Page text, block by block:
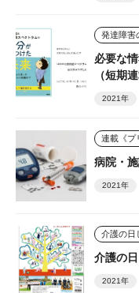
必要な
（短期
2021年
病院・
2021年
介護の
2021年